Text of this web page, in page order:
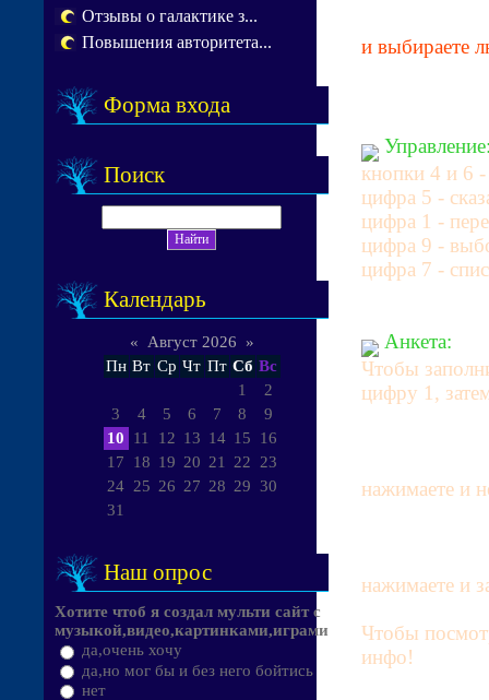
Отзывы о галактике з...
Повышения авторитета...
Форма входа
Поиск
Календарь
« Август 2026
»
Пн Вт Ср Чт Пт Сб Вс
1
2
3
4 5 6 7 8
9
10
11 12 13 14 15
16
17
18 19 20 21 22
23
24 25 26 27 28 29 30
31
Наш опрос
Хотите чтоб я создал мульти сайт с
музыкой,видео,картинками,играми
да,очень хочу
да,но мог бы и без него бойтись
нет
и выбираете
кнопки 4 и 6
цифра 5 -
цифра 1 -
цифра 9 -
цифра 7 -
Анкета:
Чтобы
цифру 1,
нажимаете и
нажимаете и
Чтобы
инфо!